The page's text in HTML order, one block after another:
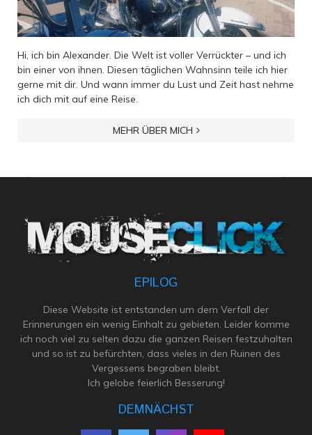
Hi, ich bin Alexander. Die Welt ist voller Verrückter – und ich
bin einer von ihnen. Diesen täglichen Wahnsinn teile ich hier
gerne mit dir. Und wann immer du Lust und Zeit hast nehme
ich dich mit auf eine Reise.
MEHR ÜBER MICH
EPILOG
Diese Website ist entstanden um dem Verfall der
Erinnerungen ein wenig Einhalt zu gebieten. Leider komme
ich noch viel zu selten dazu die ganzen Reisen festzuhalten
und so ist zu befürchten, dass vieles in den Ruinen des
Vergessens begraben bleibt.
Ich gelobe feierlich Besserung!
DEMNÄCHST